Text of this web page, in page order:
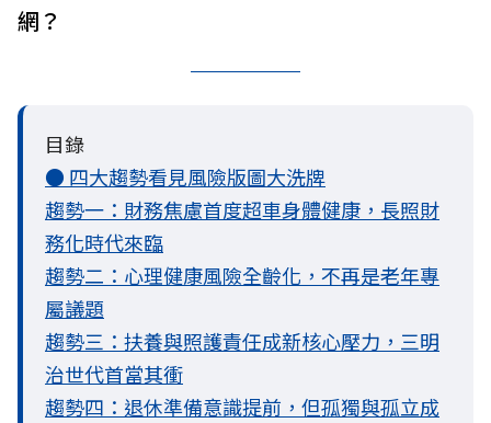
網？
目錄
● 四大趨勢看見風險版圖大洗牌
趨勢一：財務焦慮首度超車身體健康，長照財
務化時代來臨
趨勢二：心理健康風險全齡化，不再是老年專
屬議題
趨勢三：扶養與照護責任成新核心壓力，三明
治世代首當其衝
趨勢四：退休準備意識提前，但孤獨與孤立成